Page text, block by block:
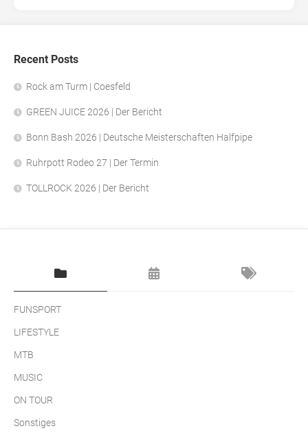
Recent Posts
Rock am Turm | Coesfeld
GREEN JUICE 2026 | Der Bericht
Bonn Bash 2026 | Deutsche Meisterschaften Halfpipe
Ruhrpott Rodeo 27 | Der Termin
TOLLROCK 2026 | Der Bericht
FUNSPORT
LIFESTYLE
MTB
MUSIC
ON TOUR
Sonstiges